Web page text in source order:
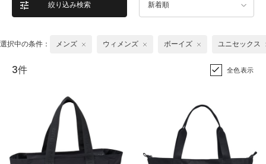
絞り込み検索 新着順
選択中の条件： メンズ ウィメンズ ボーイズ ユニセックス
3件 全色表示